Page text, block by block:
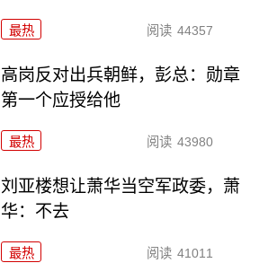
最热 阅读 44357
高岗反对出兵朝鲜，彭总：勋章
第一个应授给他
最热 阅读 43980
刘亚楼想让萧华当空军政委，萧
华：不去
最热 阅读 41011